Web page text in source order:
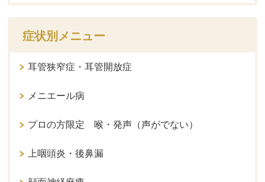
症状別メニュー
耳管狭窄症・耳管開放症
メニエール病
プロの方限定 喉・発声（声がでない）
上咽頭炎・後鼻漏